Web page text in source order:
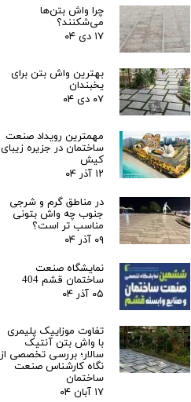
چرا واش بتن‌ها
می‌شکنند؟
۱۷ دی ۰۴
بهترین واش بتن برای
یخبندان
۰۷ دی ۰۴
مهمترین رویداد صنعت
ساختمان در جزیره زیبای
کیش
۱۲ آذر ۰۴
در مناطق گرم و شرجی
جنوب چه واش بتونی
مناسب تر است؟
۰۹ آذر ۰۴
نمایشگاه صنعت
ساختمان قشم 404
۰۵ آذر ۰۴
تفاوت موزاییک پلیمری
با واش بتن آنتیک
سالار؛ بررسی تخصصی از
نگاه کارشناس صنعت
ساختمان
۱۷ آبان ۰۴